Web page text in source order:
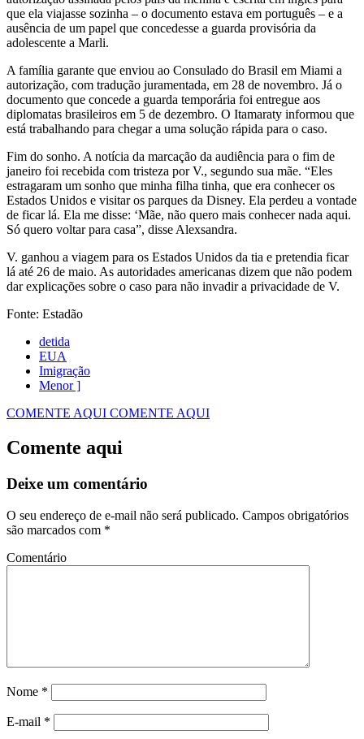
que ela viajasse sozinha – o documento estava em português – e a
ausência de um papel que concedesse a guarda provisória da
adolescente a Marli.
A família garante que enviou ao Consulado do Brasil em Miami a
autorização, com tradução juramentada, em 28 de novembro. Já o
documento que concede a guarda temporária foi entregue aos
diplomatas brasileiros em 5 de dezembro. O Itamaraty informou que
está trabalhando para chegar a uma solução rápida para o caso.
Fim do sonho. A notícia da marcação da audiência para o fim de
janeiro foi recebida com tristeza por V., segundo sua mãe. “Eles
estragaram um sonho que minha filha tinha, que era conhecer os
Estados Unidos e visitar os parques da Disney. Ela perdeu a vontade
de ficar lá. Ela me disse: ‘Mãe, não quero mais conhecer nada aqui.
Só quero voltar para casa”, disse Alexsandra.
V. ganhou a viagem para os Estados Unidos da tia e pretendia ficar
lá até 26 de maio. As autoridades americanas dizem que não podem
dar explicações sobre o caso para não invadir a privacidade de V.
Fonte: Estadão
detida
EUA
Imigração
Menor ]
COMENTE AQUI COMENTE AQUI
Comente aqui
Deixe um comentário
O seu endereço de e-mail não será publicado. Campos obrigatórios
são marcados com *
Comentário
Nome *
E-mail *